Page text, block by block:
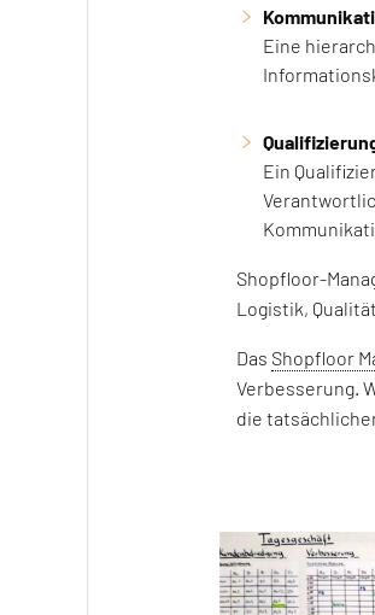
Eine
Ein
Shopfloor-
Logistik,
Das Shopfloor
Verbesserung.
die